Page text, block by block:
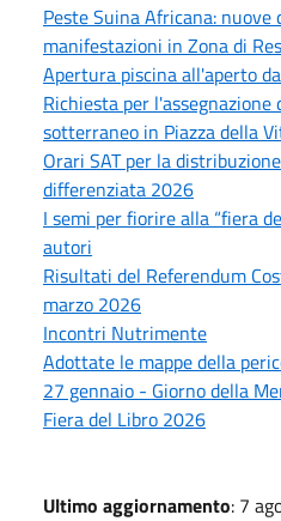
Peste Suina Africana: nuove
manifestazioni in Zona di
Apertura piscina all'aperto
Richiesta per l'assegnazione
sotterraneo in Piazza della
Orari SAT per la
differenziata 2026
I semi per fiorire alla “fiera
autori
Risultati del Referendum
marzo 2026
Incontri Nutrimente
Adottate le mappe della
27 gennaio - Giorno della
Fiera del Libro 2026
Ultimo aggiornamento: 7